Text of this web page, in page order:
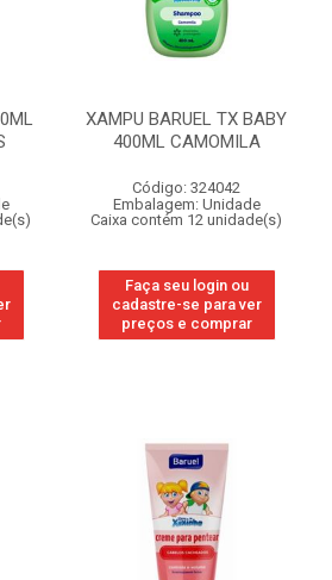
XAMPU BARUEL TX BABY
400ML CAMOMILA
Código: 324042
Embalagem: Unidade
Caixa contém 12 unidade(s)
Faça seu login ou
cadastre-se para ver
preços e comprar